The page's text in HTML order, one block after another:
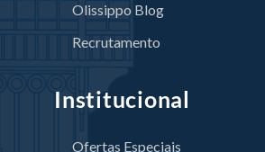
Olissippo Blog
Recrutamento
Institucional
Ofertas Especiais